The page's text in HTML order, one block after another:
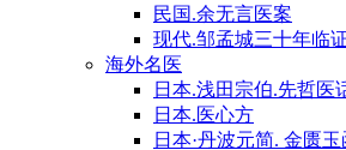
民国.余无言医案
现代.邹孟城三十年临
海外名医
日本.浅田宗伯.先哲医
日本.医心方
日本·丹波元简. 金匮